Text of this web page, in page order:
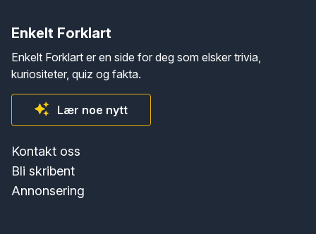
Enkelt Forklart
Enkelt Forklart er en side for deg som elsker trivia,
kuriositeter, quiz og fakta.
Lær noe nytt
Kontakt oss
Bli skribent
Annonsering